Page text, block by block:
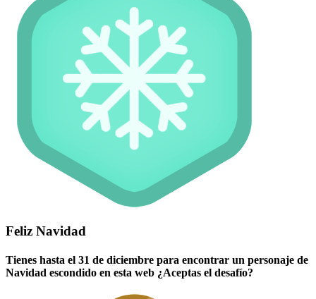
Feliz Navidad
Tienes hasta el 31 de diciembre para encontrar un personaje de
Navidad escondido en esta web ¿Aceptas el desafío?